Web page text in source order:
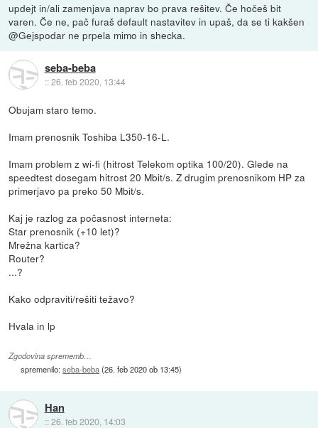
updejt in/ali zamenjava naprav bo prava rešitev. Če hočeš bit
varen. Če ne, pač furaš default nastavitev in upaš, da se ti kakšen
@Gejspodar ne prpela mimo in shecka.
seba-beba
::26. feb 2020, 13:44
Obujam staro temo.
Imam prenosnik Toshiba L350-16-L.
Imam problem z wi-fi (hitrost Telekom optika 100/20). Glede na
speedtest dosegam hitrost 20 Mbit/s. Z drugim prenosnikom HP za
primerjavo pa preko 50 Mbit/s.
Kaj je razlog za počasnost interneta:
Star prenosnik (+10 let)?
Mrežna kartica?
Router?
...?
Kako odpraviti/rešiti težavo?
Hvala in lp
Zgodovina sprememb…
spremenilo:seba-beba(26. feb 2020 ob 13:45)
Han
::26. feb 2020, 14:03